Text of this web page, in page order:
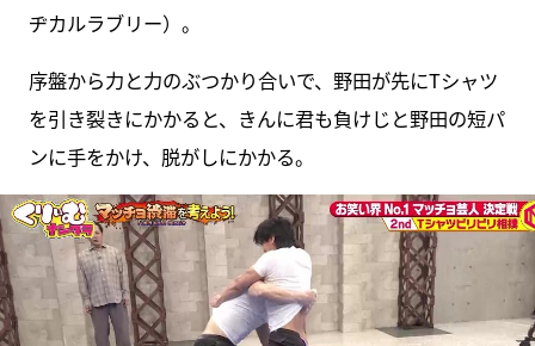
ヂカルラブリー）。
序盤から力と力のぶつかり合いで、野田が先にTシャツ
を引き裂きにかかると、きんに君も負けじと野田の短パ
ンに手をかけ、脱がしにかかる。